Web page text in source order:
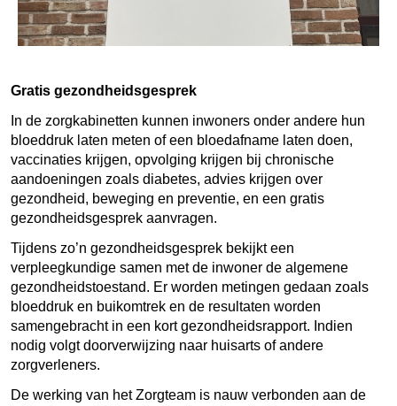
Gratis gezondheidsgesprek
In de zorgkabinetten kunnen inwoners onder andere hun
bloeddruk laten meten of een bloedafname laten doen,
vaccinaties krijgen, opvolging krijgen bij chronische
aandoeningen zoals diabetes, advies krijgen over
gezondheid, beweging en preventie, en een gratis
gezondheidsgesprek aanvragen.
Tijdens zo’n gezondheidsgesprek bekijkt een
verpleegkundige samen met de inwoner de algemene
gezondheidstoestand. Er worden metingen gedaan zoals
bloeddruk en buikomtrek en de resultaten worden
samengebracht in een kort gezondheidsrapport. Indien
nodig volgt doorverwijzing naar huisarts of andere
zorgverleners.
De werking van het Zorgteam is nauw verbonden aan de